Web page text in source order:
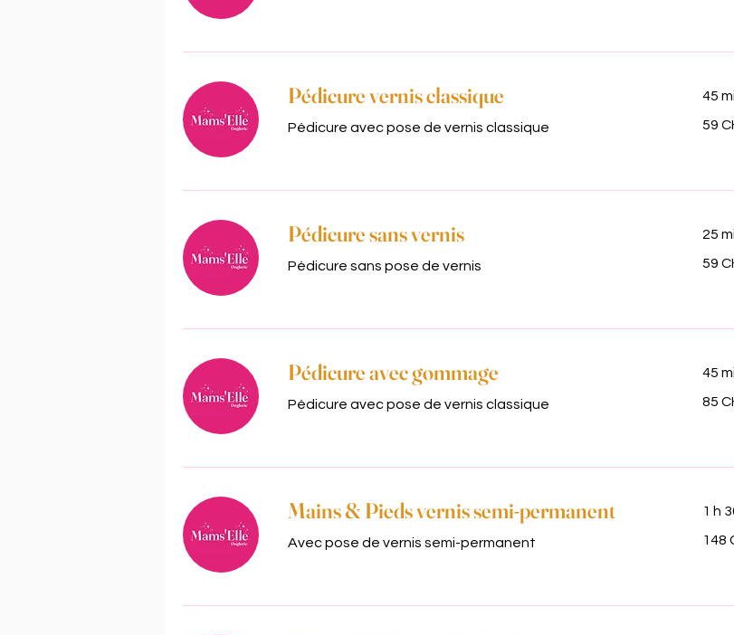
Pédicure vernis classique
Pédicure avec pose de vernis classique
45
francs
59
Pédicure sans vernis
Pédicure sans pose de vernis
25
francs
59
Pédicure avec gommage
Pédicure avec pose de vernis classique
45
francs
85
Mains & Pieds vernis semi-permanent
Avec pose de vernis semi-permanent
1 h
francs
148